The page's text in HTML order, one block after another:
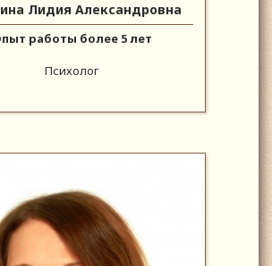
Лидия Александровна
работы более 5 лет
Психолог